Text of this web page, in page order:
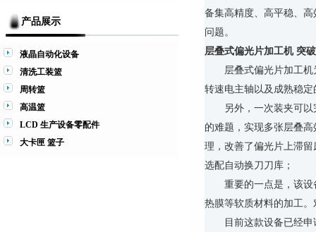
备集高精度、高平稳、
问题。
层叠式偏光片加工机 突
层叠式偏光片加工
转速电主轴以及成熟稳
另外，一次装夹可
的难题，实现多张层叠
理，改善了偏光片上滞
选配自动换刀刀库；
重要的一点是，该
热膜等软质材料的加工
目前这款设备已经
产品展示
液晶自动化设备
清洗工装篮
周转篮
高温篮
LCD 生产设备零配件
大卡匣 篮子